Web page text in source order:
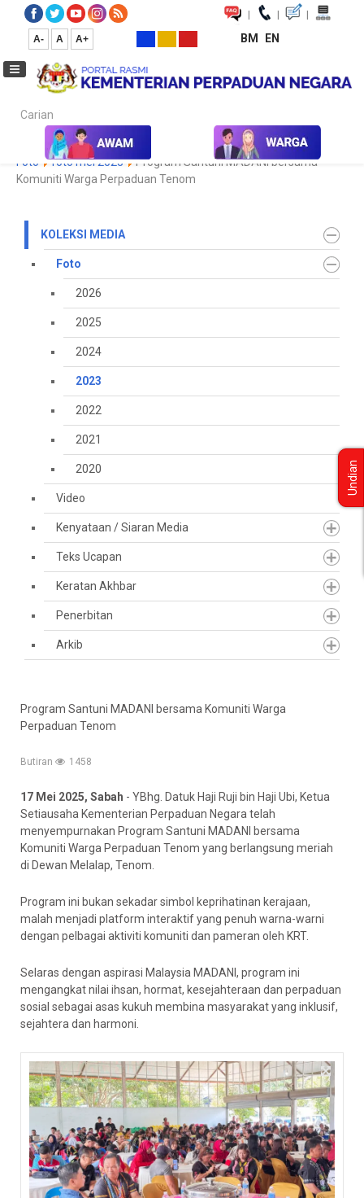
| | |
A- A A+ BM EN
Carian...
Laman Utama Media Koleksi Media Foto 2023
Galeri
Foto
foto mei 2025
Program Santuni MADANI bersama
Komuniti Warga Perpaduan Tenom
KOLEKSI MEDIA
Foto
2026
2025
2024
2023
2022
2021
2020
Video
Kenyataan / Siaran Media
Teks Ucapan
Keratan Akhbar
Penerbitan
Arkib
Program Santuni MADANI bersama Komuniti Warga
Perpaduan Tenom
Butiran 1458
17 Mei 2025, Sabah - YBhg. Datuk Haji Ruji bin Haji Ubi, Ketua
Setiausaha Kementerian Perpaduan Negara telah
menyempurnakan Program Santuni MADANI bersama
Komuniti Warga Perpaduan Tenom yang berlangsung meriah
di Dewan Melalap, Tenom.
Program ini bukan sekadar simbol keprihatinan kerajaan,
malah menjadi platform interaktif yang penuh warna-warni
dengan pelbagai aktiviti komuniti dan pameran oleh KRT.
Selaras dengan aspirasi Malaysia MADANI, program ini
mengangkat nilai ihsan, hormat, kesejahteraan dan perpaduan
sosial sebagai asas kukuh membina masyarakat yang inklusif,
sejahtera dan harmoni.
Undian